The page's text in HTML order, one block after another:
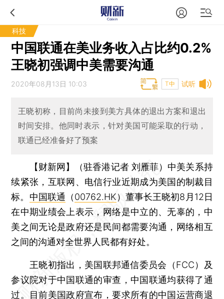
科技
中国联通在美业务收入占比约0.2%
王晓初强调中美需要沟通
试听
2020年08月13日 10:03 T中
王晓初称，目前尚未接到美方具体的退出方案和退出
时间安排。他同时表示，针对美国可能采取的行动，
联通已经准备好了预案
【财新网】（驻香港记者 刘雁菲） 中美关系持
续紧张，互联网、电信行业近期成为美国的制裁目
标。 中国联通 （00762.HK）董事长王晓初8月12日
在中期业绩会上表示，网络是中立的、无辜的，中
美之间无论是政府还是民间都需要沟通，网络相互
之间的沟通对全世界人民都有好处。
王晓初指出，美国联邦通信委员会（FCC）及
参议院对于中国联通的审查，中国联通均获得了通
过。目前美国政府宣布，要求所有的中国运营商退